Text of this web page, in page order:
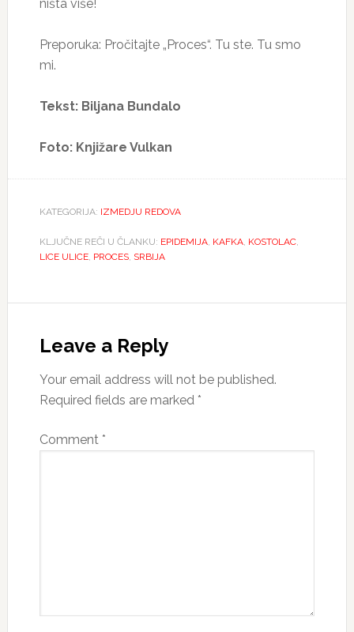
ništa više!
Preporuka: Pročitajte „Proces“. Tu ste. Tu smo
mi.
Tekst: Biljana Bundalo
Foto: Knjižare Vulkan
KATEGORIJA: IZMEDJU REDOVA
KLJUČNE REČI U ČLANKU: EPIDEMIJA, KAFKA, KOSTOLAC,
LICE ULICE, PROCES, SRBIJA
Interactions
Leave a Reply
Your email address will not be published.
Required fields are marked *
Comment *